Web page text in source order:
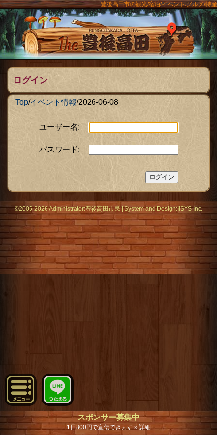
豊後高田市の観光/宿泊/イベント/グルメ/特産
The豊後
ログイン
Top/イベント情報/2026-06-08
ユーザー名:
パスワード:
メニュー
©2005-2026 Administrator:豊後高田市民|Systemand Design:IISYS Inc.
スポンサー募集中
1日800円で宣伝できます » 詳細